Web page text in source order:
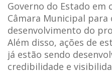
Governo do Estado em
Câmara Municipal para
desenvolvimento do
Além disso, ações de
já estão sendo
credibilidade e